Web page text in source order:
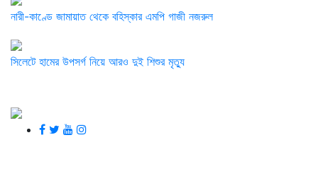
নারী-কাণ্ডে জামায়াত থেকে বহিস্কার এমপি গাজী নজরুল
সিলেটে হামের উপসর্গ নিয়ে আরও দুই শিশুর মৃত্যু